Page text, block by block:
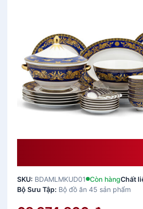
SKU: BDAMLMKUD01 Còn hàngChất
Bộ Sưu Tập: Bộ đồ ăn 45 sản phẩm